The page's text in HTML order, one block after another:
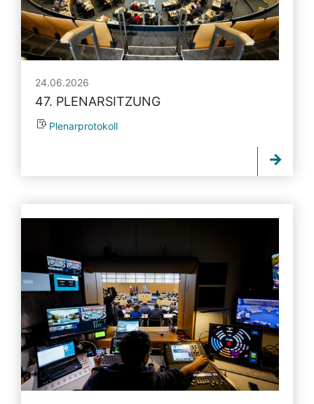
24.06.2026
47. PLENARSITZUNG
Plenarprotokoll